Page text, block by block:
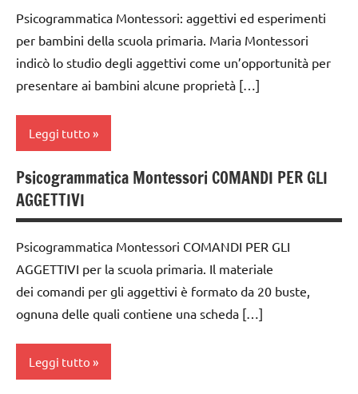
Montessori
psicogrammatica
ARGOMENTI
PER ETA'
TUTTI GLI
ARTICOLI
GUIDA
DIDATTICA
MONTESSORI
LINGUAGGIO
materiale
didattico
Montessori
psicogrammatica
Montessori
ARGOMENTI
PER ETA'
classe
1a
classe
2a
3a
dai
anni
GUIDA
DIDATTICA
MONTESSORI
LINGUAGGIO
Psicogrammatica Montessori: aggettivi ed esperimenti
per bambini della scuola primaria. Maria Montessori
indicò lo studio degli aggettivi come un’opportunità per
presentare ai bambini alcune proprietà […]
Leggi tutto
analisi
grammaticale
Montessori
classe
1a
classe
2a
3a
Psicogrammatica Montessori COMANDI PER GLI
AGGETTIVI
Psicogrammatica Montessori COMANDI PER GLI
AGGETTIVI per la scuola primaria. Il materiale
dei comandi per gli aggettivi è formato da 20 buste,
ognuna delle quali contiene una scheda […]
Leggi tutto